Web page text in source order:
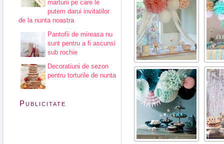
marturii pe care le
putem darui invitatilor
de la nunta noastra
Pantofii de mireasa nu
sunt pentru a fi ascunsi
sub rochie
Decoratiuni de sezon
pentru torturile de nunta
Publicitate